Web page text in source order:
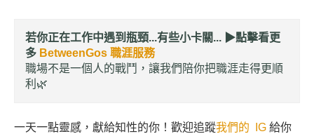
若你正在工作中遇到瓶頸...有些小卡關... ▶︎點擊看更
多 BetweenGos 職涯服務
職場不是一個人的戰鬥，讓我們陪你把職涯走得更順
利🌿
一天一點靈感，獻給知性的你！歡迎追蹤我們的 IG 給你